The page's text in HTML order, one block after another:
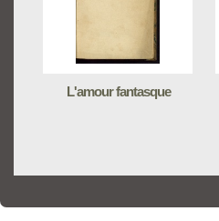
L'amour fantasque